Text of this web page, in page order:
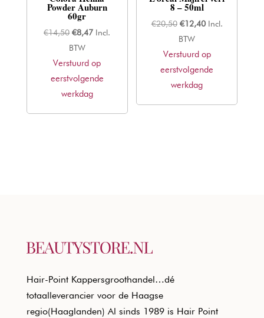
Powder Auburn
60gr
€14,50 Oorspronkelijke
prijs
was:
€14,50.
€8,47Huidige
is:
€8,47.
Incl.
BTW
Verstuurd op
eerstvolgende
werkdag
8 – 50ml
€20,50 Oorspronkelijke
prijs
was:
€20,50.
€12,40Huidige
is:
€12,40.
Incl.
BTW
Verstuurd op
eerstvolgende
werkdag
Hair-Point Kappersgroothandel…dé
totaalleverancier voor de Haagse
regio(Haaglanden) Al sinds 1989 is Hair Point